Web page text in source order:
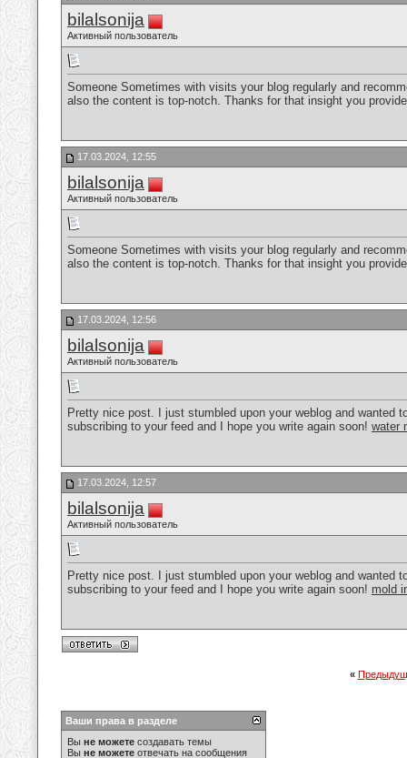
bilalsonija
Активный пользователь
Someone Sometimes with visits your blog regularly and
also the content is top-notch. Thanks for that insight you
17.03.2024, 12:55
bilalsonija
Активный пользователь
Someone Sometimes with visits your blog regularly and
also the content is top-notch. Thanks for that insight you
17.03.2024, 12:56
bilalsonija
Активный пользователь
Pretty nice post. I just stumbled upon your weblog and wanted
subscribing to your feed and I hope you write again soon! water
17.03.2024, 12:57
bilalsonija
Активный пользователь
Pretty nice post. I just stumbled upon your weblog and wanted
subscribing to your feed and I hope you write again soon! mold
«
Ваши права в разделе
Вы не можете создавать темы
Вы не можете отвечать на сообщения